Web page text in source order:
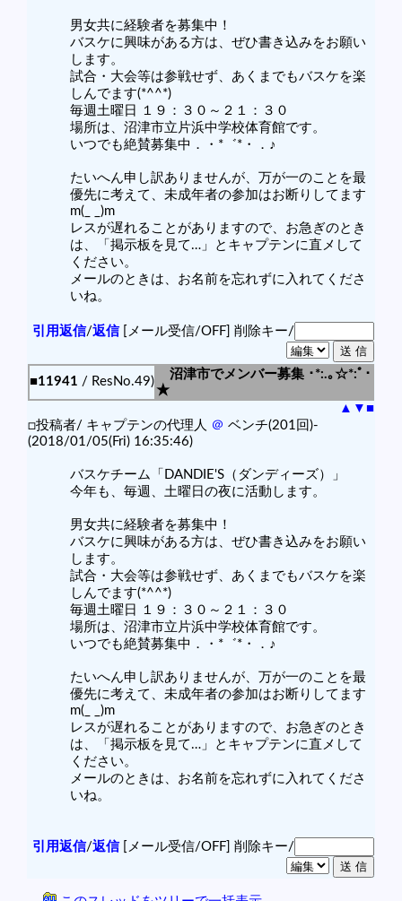
男女共に経験者を募集中！
バスケに興味がある方は、ぜひ書き込みをお願い
します。
試合・大会等は参戦せず、あくまでもバスケを楽
しんでます(*^^*)
毎週土曜日 １９：３０～２１：３０
場所は、沼津市立片浜中学校体育館です。
いつでも絶賛募集中．・*゛*・．♪
たいへん申し訳ありませんが、万が一のことを最
優先に考えて、未成年者の参加はお断りしてます
m(_ _)m
レスが遅れることがありますので、お急ぎのとき
は、「掲示板を見て…」とキャプテンに直メして
ください。
メールのときは、お名前を忘れずに入れてくださ
いね。
引用返信/返信[メール受信/OFF] 削除キー/
■11941 / ResNo.49)
沼津市でメンバー募集 ･*:.｡☆*:ﾟ･
★
▲ ▼ ■
□投稿者/ キャプテンの代理人 ＠ ベンチ(201回)-
(2018/01/05(Fri) 16:35:46)
バスケチーム「DANDIE'S（ダンディーズ）」
今年も、毎週、土曜日の夜に活動します。
男女共に経験者を募集中！
バスケに興味がある方は、ぜひ書き込みをお願い
します。
試合・大会等は参戦せず、あくまでもバスケを楽
しんでます(*^^*)
毎週土曜日 １９：３０～２１：３０
場所は、沼津市立片浜中学校体育館です。
いつでも絶賛募集中．・*゛*・．♪
たいへん申し訳ありませんが、万が一のことを最
優先に考えて、未成年者の参加はお断りしてます
m(_ _)m
レスが遅れることがありますので、お急ぎのとき
は、「掲示板を見て…」とキャプテンに直メして
ください。
メールのときは、お名前を忘れずに入れてくださ
いね。
引用返信/返信[メール受信/OFF] 削除キー/